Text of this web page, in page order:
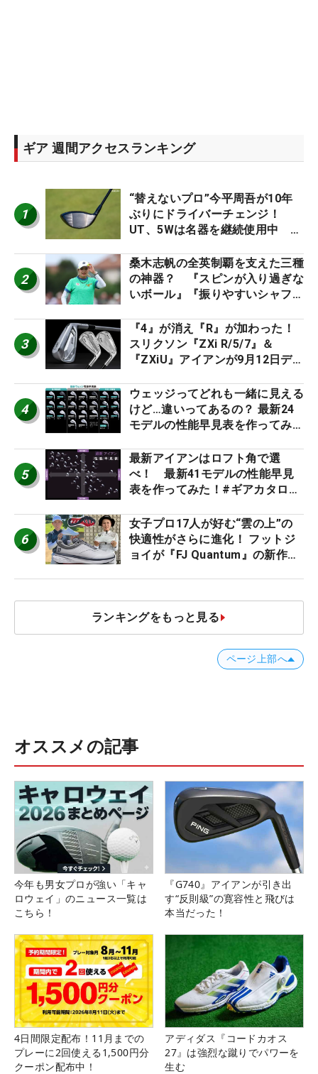
ギア 週間アクセスランキング
1
“替えないプロ”今平周吾が10年
ぶりにドライバーチェンジ！
UT、5Wは名器を継続使用中 #
2
桑木志帆の全英制覇を支えた三種
の神器？ 『スピンが入り過ぎな
いボール』『振りやすいシャフ
ー』 #女子プロセッティング
3
『4』が消え『R』が加わった！
スリクソン『ZXi R/5/7』＆
『ZXiU』アイアンが9月12日デ
4
ウェッジってどれも一緒に見える
けど…違いってあるの？ 最新24
モデルの性能早見表を作ってみ
5
最新アイアンはロフト角で選
べ！ 最新41モデルの性能早見
表を作ってみた！#ギアカタログ
6
女子プロ17人が好む“雲の上”の
快適性がさらに進化！ フットジ
ョイが『FJ Quantum』の新作を
ランキングをもっと見る
ページ上部へ
オススメの記事
今年も男女プロが強い「キャ
ロウェイ」のニュース一覧は
こちら！
『G740』アイアンが引き出
す“反則級”の寛容性と飛びは
本当だった！
4日間限定配布！11月までの
プレーに2回使える1,500円分
クーポン配布中！
アディダス『コードカオス
27』は強烈な蹴りでパワーを
生む